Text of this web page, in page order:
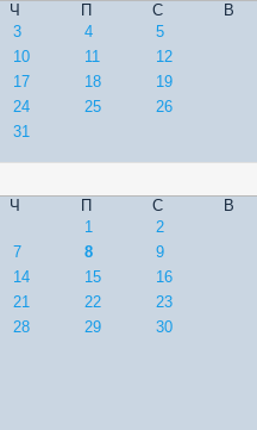
Ч П С
В
3 4
5
10 11
12
17 18
19
24 25
26
31
Ч П С
В
1
2
7 8
9
14 15
16
21 22
23
28 29
30